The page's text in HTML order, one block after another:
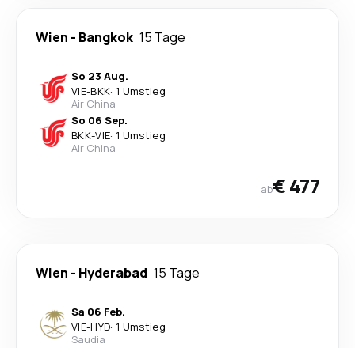
Wien - Bangkok 15 Tage
So 23 Aug.
VIE-BKK· 1 Umstieg
Air China
So 06 Sep.
BKK-VIE· 1 Umstieg
Air China
ab€ 477
Wien - Hyderabad 15 Tage
Sa 06 Feb.
VIE-HYD· 1 Umstieg
Saudia